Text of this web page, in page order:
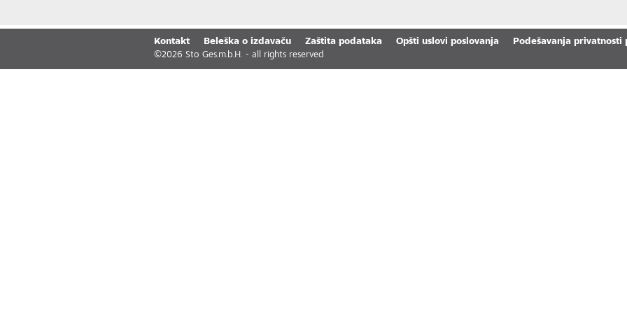
Kontakt Beleška o izdavaču Zaštita podataka Opšti uslovi poslovanja
Podešavanja privatnosti
©2026 Sto Ges.m.b.H. - all rights reserved